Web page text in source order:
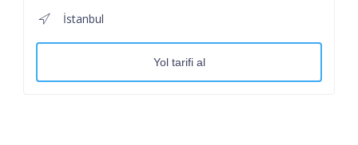
İstanbul
Yol tarifi al